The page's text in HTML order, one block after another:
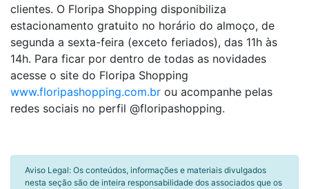
clientes. O Floripa Shopping disponibiliza
estacionamento gratuito no horário do almoço, de
segunda a sexta-feira (exceto feriados), das 11h às
14h. Para ficar por dentro de todas as novidades
acesse o site do Floripa Shopping
www.floripashopping.com.br ou acompanhe pelas
redes sociais no perfil @floripashopping.
Aviso Legal: Os conteúdos, informações e materiais divulgados
nesta seção são de inteira responsabilidade dos associados que os